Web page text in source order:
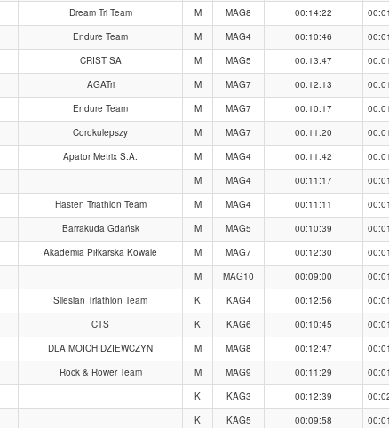
Dream Tri Team M MAG8 00:14:22
Endure Team M MAG4 00:10:46
CRIST SA M MAG5 00:13:47
AGATri M MAG7 00:12:13
Endure Team M MAG7 00:10:17
Corokulepszy M MAG7 00:11:20
Apator Metrix S.A. M MAG4 00:11:42
M MAG4 00:11:17
Hasten Triathlon Team M MAG4 00:11:11
Barrakuda Gdańsk M MAG5 00:10:39
Akademia Piłkarska Kowale M MAG7 00:12:30
M MAG10 00:09:00
Silesian Triathlon Team K KAG4 00:12:56
CTS K KAG6 00:10:45
DLA MOICH DZIEWCZYN M MAG8 00:12:47
Rock & Rower Team M MAG9 00:11:29
K KAG3 00:12:39
K KAG5 00:09:58